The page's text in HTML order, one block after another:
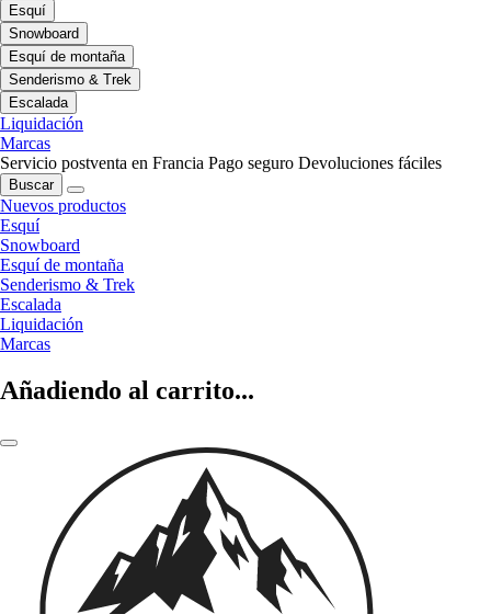
Esquí
Snowboard
Esquí de montaña
Senderismo & Trek
Escalada
Liquidación
Marcas
Servicio postventa en Francia Pago seguro Devoluciones fáciles
Buscar
Nuevos productos
Esquí
Snowboard
Esquí de montaña
Senderismo & Trek
Escalada
Liquidación
Marcas
Añadiendo al carrito...